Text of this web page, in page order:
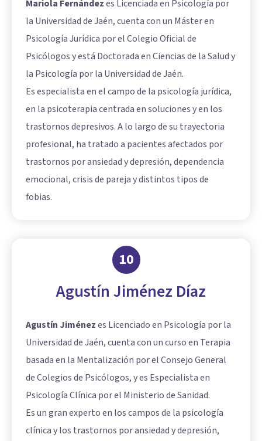
Mariola Fernándezes Licenciada en Psicología por
la Universidad de Jaén, cuenta con un Máster en
Psicología Jurídica por el Colegio Oficial de
Psicólogos y está Doctorada en Ciencias de la Salud y
la Psicología por la Universidad de Jaén.
Es especialista en el campo de la psicología jurídica,
en la psicoterapia centrada en soluciones y en los
trastornos depresivos. A lo largo de su trayectoria
profesional, ha tratado a pacientes afectados por
trastornos por ansiedad y depresión, dependencia
emocional, crisis de pareja y distintos tipos de
fobias.
10
Agustín Jiménez Díaz
Agustín Jiménezes Licenciado en Psicología por la
Universidad de Jaén, cuenta con un curso en Terapia
basada en la Mentalización por el Consejo General
de Colegios de Psicólogos, y es Especialista en
Psicología Clínica por el Ministerio de Sanidad.
Es un gran experto en los campos de la psicología
clínica y los trastornos por ansiedad y depresión,